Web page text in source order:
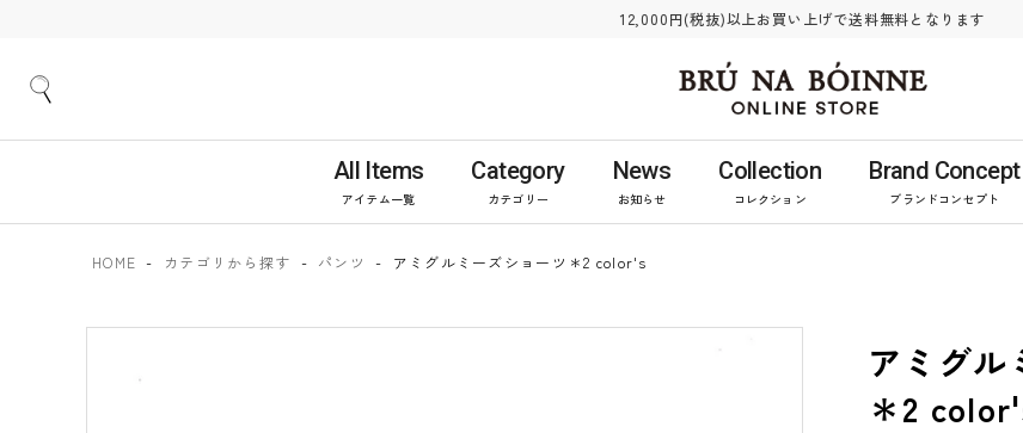
12,000円(税抜)以上お買い上げで送料無料となります
All Items
アイテム一覧
Category
カテゴリー
News
お知らせ
Collection
コレクション
Brand Concept
ブランドコンセプト
HOME カテゴリから探す パンツ アミグルミーズショーツ＊2 color's
アミグル
＊2